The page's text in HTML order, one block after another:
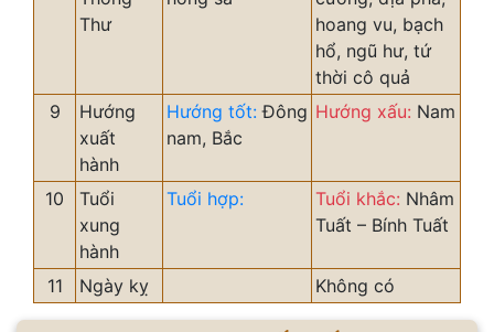
Thư
hoang vu, bạch
hổ, ngũ hư, tứ
thời cô quả
9
Hướng
xuất
hành
Hướng tốt: Đông
nam, Bắc
Hướng xấu: Nam
10
Tuổi
xung
hành
Tuổi hợp: Tuổi khắc: Nhâm
Tuất – Bính Tuất
11 Ngày kỵ Không có